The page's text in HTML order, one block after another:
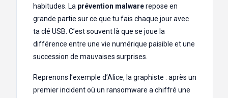
habitudes. La prévention malwarerepose en
grande partie sur ce que tu fais chaque jour avec
ta clé USB. C’est souvent là que se joue la
différence entre une vie numérique paisible et une
succession de mauvaises surprises.
Reprenons l’exemple d’Alice, la graphiste : après un
premier incident où un ransomware a chiffré une